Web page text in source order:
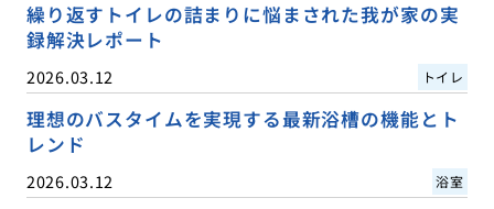
繰り返すトイレの詰まりに悩まされた我が家の実
録解決レポート
2026.03.12 トイレ
理想のバスタイムを実現する最新浴槽の機能とト
レンド
2026.03.12 浴室